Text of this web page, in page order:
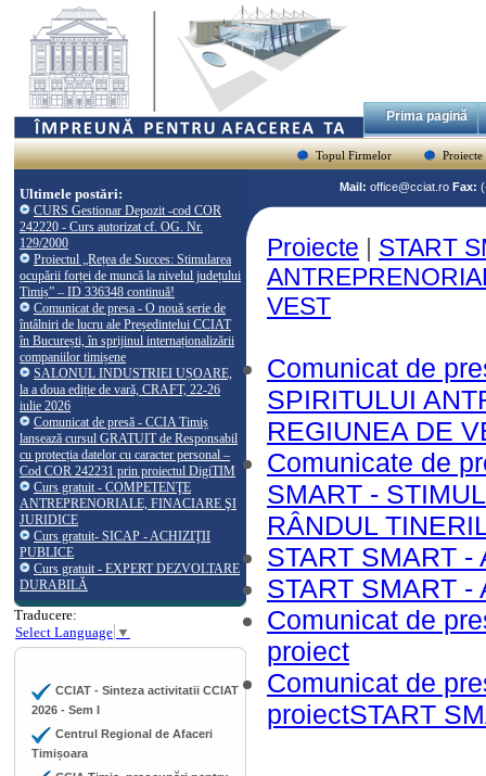
Prima pagină
Topul Firmelor Proiecte
Ultimele postări:
CURS Gestionar Depozit -cod COR
242220 - Curs autorizat cf. OG. Nr.
129/2000
Proiectul „Rețea de Succes: Stimularea
ocupării forței de muncă la nivelul județului
Timiș” – ID 336348 continuă!
Comunicat de presa - O nouă serie de
întâlniri de lucru ale Președintelui CCIAT
în București, în sprijinul internaționalizării
companiilor timișene
SALONUL INDUSTRIEI UȘOARE,
la a doua ediție de vară, CRAFT, 22-26
iulie 2026
Comunicat de presă - CCIA Timiș
lansează cursul GRATUIT de Responsabil
cu protecția datelor cu caracter personal –
Cod COR 242231 prin proiectul DigiTIM
Curs gratuit - COMPETENŢE
ANTREPRENORIALE, FINACIARE ŞI
JURIDICE
Curs gratuit- SICAP - ACHIZIŢII
PUBLICE
Curs gratuit - EXPERT DEZVOLTARE
DURABILĂ
Traducere:
Select Language ▼
CCIAT - Sinteza activitatii CCIAT
2026 - Sem I
Centrul Regional de Afaceri
Timișoara
Mail: office@cciat.ro Fax:
Proiecte | START
VEST
Comunicat de
SPIRITULUI
REGIUNEA DE
Comunicate de
SMART -
RÂNDUL
START SMART -
START SMART -
Comunicat de
proiect
Comunicat de
proiectSTART